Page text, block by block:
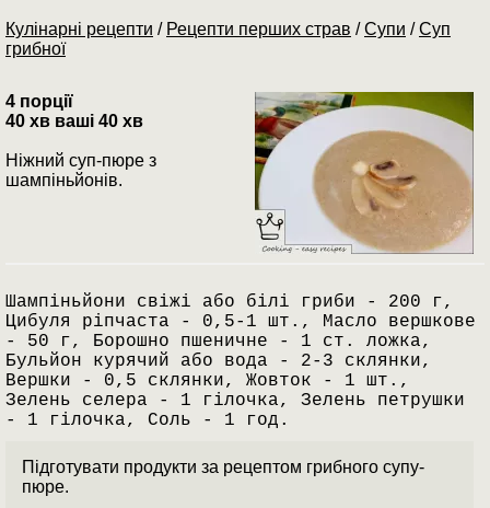
Кулінарні рецепти / Рецепти перших страв /Супи /Суп
грибної
4 порції
40 хв ваші 40 хв
Ніжний суп-пюре з
шампіньйонів.
Шампіньйони свіжі або білі гриби - 200 г,
Цибуля ріпчаста - 0,5-1 шт., Масло вершкове
- 50 г, Борошно пшеничне - 1 ст. ложка,
Бульйон курячий або вода - 2-3 склянки,
Вершки - 0,5 склянки, Жовток - 1 шт.,
Зелень селера - 1 гілочка, Зелень петрушки
- 1 гілочка, Соль - 1 год.
Підготувати продукти за рецептом грибного супу-
пюре.